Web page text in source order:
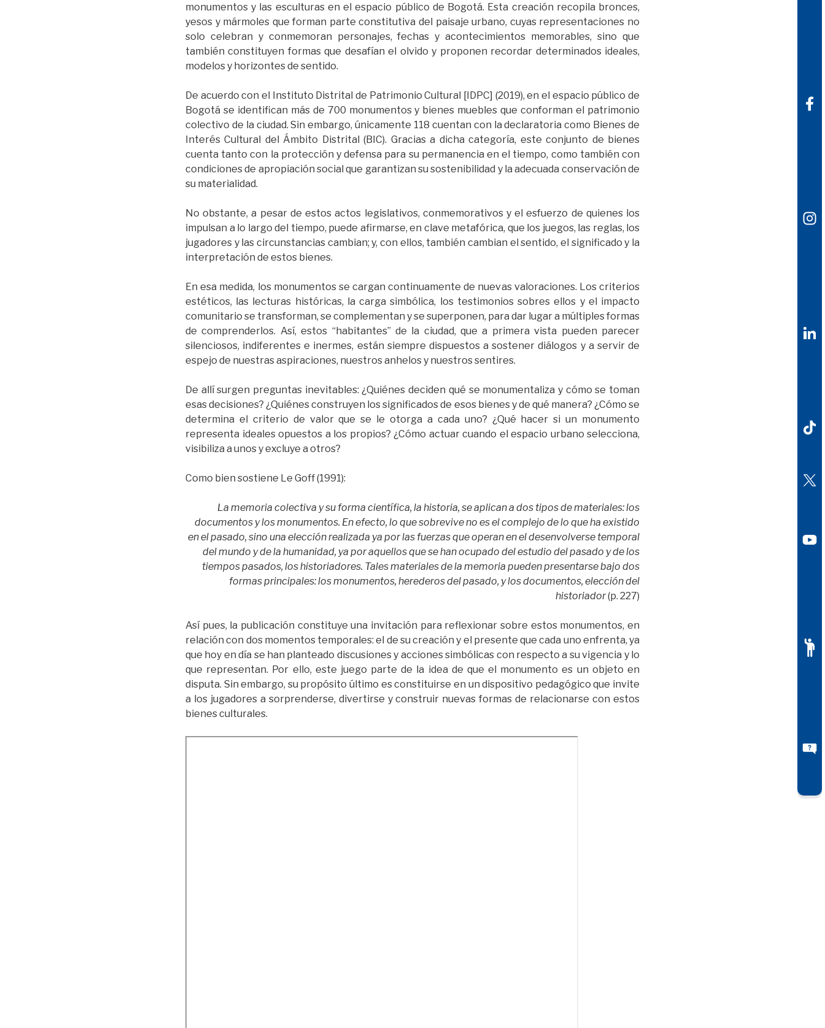
monumentos y las esculturas en el espacio público de Bogotá. Esta creación recopila bronces,
yesos y mármoles que forman parte constitutiva del paisaje urbano, cuyas representaciones no
solo celebran y conmemoran personajes, fechas y acontecimientos memorables, sino que
también constituyen formas que desafían el olvido y proponen recordar determinados ideales,
modelos y horizontes de sentido.
De acuerdo con el Instituto Distrital de Patrimonio Cultural [IDPC] (2019), en el espacio público de
Bogotá se identifican más de 700 monumentos y bienes muebles que conforman el patrimonio
colectivo de la ciudad. Sin embargo, únicamente 118 cuentan con la declaratoria como Bienes de
Interés Cultural del Ámbito Distrital (BIC). Gracias a dicha categoría, este conjunto de bienes
cuenta tanto con la protección y defensa para su permanencia en el tiempo, como también con
condiciones de apropiación social que garantizan su sostenibilidad y la adecuada conservación de
su materialidad.
No obstante, a pesar de estos actos legislativos, conmemorativos y el esfuerzo de quienes los
impulsan a lo largo del tiempo, puede afirmarse, en clave metafórica, que los juegos, las reglas, los
jugadores y las circunstancias cambian; y, con ellos, también cambian el sentido, el significado y la
interpretación de estos bienes.
En esa medida, los monumentos se cargan continuamente de nuevas valoraciones. Los criterios
estéticos, las lecturas históricas, la carga simbólica, los testimonios sobres ellos y el impacto
comunitario se transforman, se complementan y se superponen, para dar lugar a múltiples formas
de comprenderlos. Así, estos “habitantes” de la ciudad, que a primera vista pueden parecer
silenciosos, indiferentes e inermes, están siempre dispuestos a sostener diálogos y a servir de
espejo de nuestras aspiraciones, nuestros anhelos y nuestros sentires.
De allí surgen preguntas inevitables: ¿Quiénes deciden qué se monumentaliza y cómo se toman
esas decisiones? ¿Quiénes construyen los significados de esos bienes y de qué manera? ¿Cómo se
determina el criterio de valor que se le otorga a cada uno? ¿Qué hacer si un monumento
representa ideales opuestos a los propios? ¿Cómo actuar cuando el espacio urbano selecciona,
visibiliza a unos y excluye a otros?
Como bien sostiene Le Goff (1991):
La memoria colectiva y su forma científica, la historia, se aplican a dos tipos de materiales: los
documentos y los monumentos. En efecto, lo que sobrevive no es el complejo de lo que ha existido
en el pasado, sino una elección realizada ya por las fuerzas que operan en el desenvolverse temporal
del mundo y de la humanidad, ya por aquellos que se han ocupado del estudio del pasado y de los
tiempos pasados, los historiadores. Tales materiales de la memoria pueden presentarse bajo dos
formas principales: los monumentos, herederos del pasado, y los documentos, elección del
historiador(p. 227)
Así pues, la publicación constituye una invitación para reflexionar sobre estos monumentos, en
relación con dos momentos temporales: el de su creación y el presente que cada uno enfrenta, ya
que hoy en día se han planteado discusiones y acciones simbólicas con respecto a su vigencia y lo
que representan. Por ello, este juego parte de la idea de que el monumento es un objeto en
disputa. Sin embargo, su propósito último es constituirse en un dispositivo pedagógico que invite
a los jugadores a sorprenderse, divertirse y construir nuevas formas de relacionarse con estos
bienes culturales.